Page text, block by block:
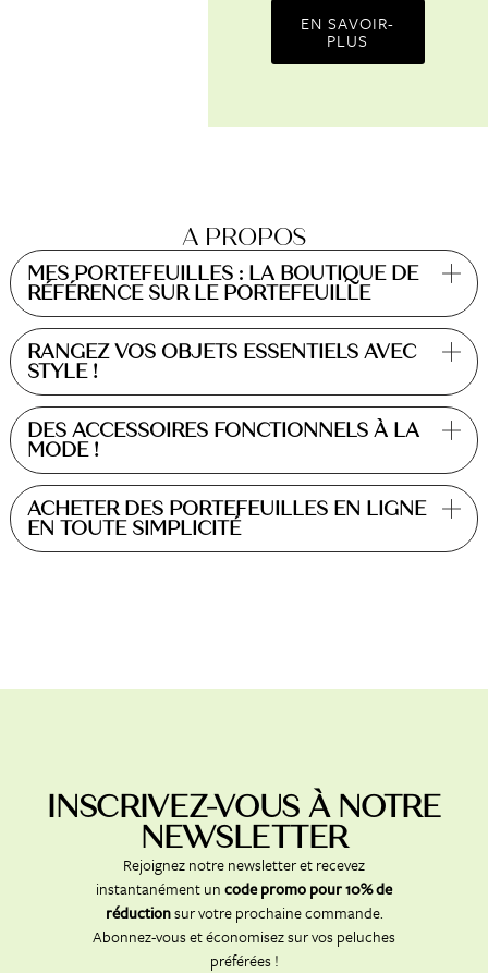
EN SAVOIR-
PLUS
A PROPOS
MES PORTEFEUILLES : LA BOUTIQUE DE
RÉFÉRENCE SUR LE PORTEFEUILLE
RANGEZ VOS OBJETS ESSENTIELS AVEC
STYLE !
DES ACCESSOIRES FONCTIONNELS À LA
MODE !
ACHETER DES PORTEFEUILLES EN LIGNE
EN TOUTE SIMPLICITÉ
INSCRIVEZ-VOUS À NOTRE
NEWSLETTER
Rejoignez notre newsletter et recevez
instantanément uncode promo pour 10% de
réductionsur votre prochaine commande.
Abonnez-vous et économisez sur vos peluches
préférées !